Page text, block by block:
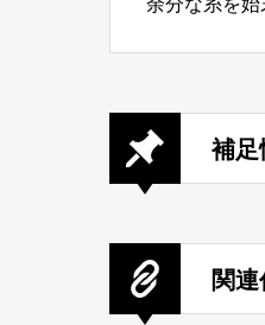
余分な糸を始
補足
関